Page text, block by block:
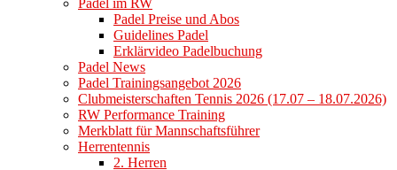
Padel im RW
Padel Preise und Abos
Guidelines Padel
Erklärvideo Padelbuchung
Padel News
Padel Trainingsangebot 2026
Clubmeisterschaften Tennis 2026 (17.07 – 18.07.2026)
RW Performance Training
Merkblatt für Mannschaftsführer
Herrentennis
2. Herren